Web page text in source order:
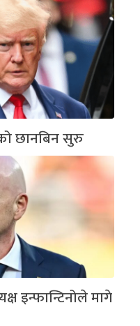
छानबिन सुरु
इन्फान्टिनोले मागे